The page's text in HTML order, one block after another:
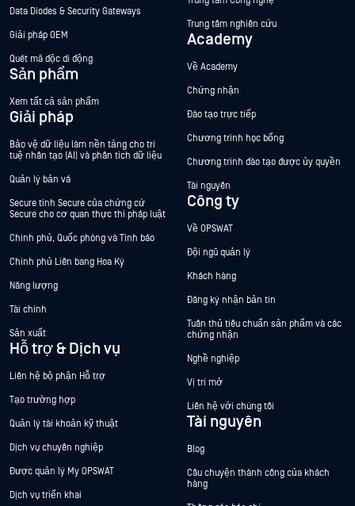
Data Diodes & Security Gateways
Giải pháp OEM
Quét mã độc di động
Sản phẩm
Xem tất cả sản phẩm
Giải pháp
Bảo vệ dữ liệu làm nền tảng cho trí
tuệ nhân tạo (AI) và phân tích dữ liệu
Quản lý bản vá
Secure tính Secure của chứng cứ
Secure cho cơ quan thực thi pháp luật
Chính phủ, Quốc phòng và Tình báo
Chính phủ Liên bang Hoa Kỳ
Năng lượng
Tài chính
Sản xuất
Hỗ trợ & Dịch vụ
Liên hệ bộ phận Hỗ trợ
Tạo trường hợp
Quản lý tài khoản kỹ thuật
Dịch vụ chuyên nghiệp
Được quản lý My OPSWAT
Dịch vụ triển khai
Trung tâm nghiên cứu
Academy
Về Academy
Chứng nhận
Đào tạo trực tiếp
Chương trình học bổng
Chương trình đào tạo được ủy quyền
Tài nguyên
Công ty
Về OPSWAT
Đội ngũ quản lý
Khách hàng
Đăng ký nhận bản tin
Tuân thủ tiêu chuẩn sản phẩm và các
chứng nhận
Nghề nghiệp
Vị trí mở
Liên hệ với chúng tôi
Tài nguyên
Blog
Câu chuyện thành công của khách
hàng